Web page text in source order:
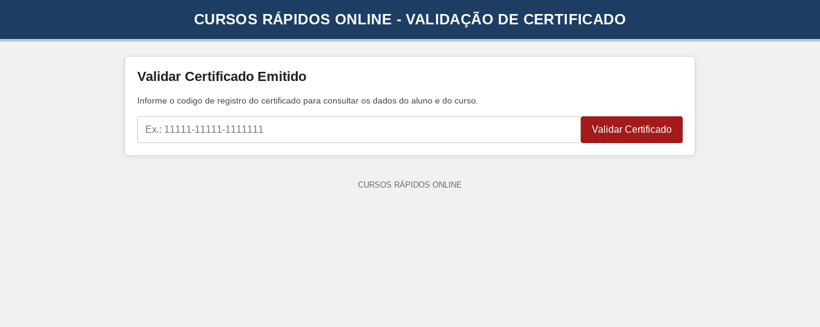
CURSOS RÁPIDOS ONLINE - VALIDAÇÃO DE CERTIFICADO
Validar Certificado Emitido
Informe o codigo de registro do certificado para consultar os dados do aluno e do curso.
Validar Certificado
CURSOS RÁPIDOS ONLINE